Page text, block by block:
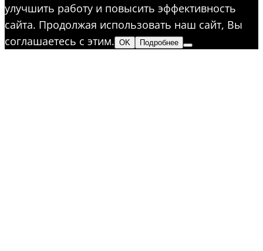
улучшить работу и повысить эффективность
сайта. Продолжая использовать наш сайт, Вы
соглашаетесь с этим. OK Подробнее